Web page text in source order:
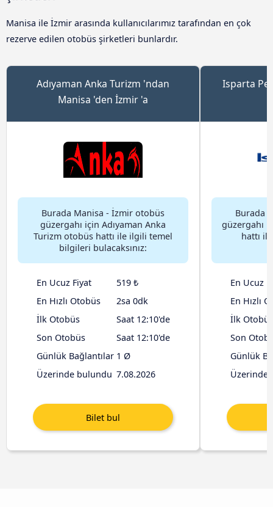
Manisa ile İzmir arasında kullanıcılarımız tarafından en çok
rezerve edilen otobüs şirketleri bunlardır.
Adıyaman Anka Turizm 'ndan
Manisa 'den İzmir 'a
Burada Manisa - İzmir otobüs
güzergahı için Adıyaman Anka
Turizm otobüs hattı ile ilgili temel
bilgileri bulacaksınız:
En Ucuz Fiyat
519 ₺
En Hızlı Otobüs
2sa 0dk
İlk Otobüs
Saat 12:10'de
Son Otobüs
Saat 12:10'de
Günlük Bağlantılar 1 Ø
Üzerinde bulundu 7.08.2026
Isparta
Burada
güzergahı
hattı
En Ucuz
En Hızlı
İlk Otobüs
Son
Günlük
Üzerinde